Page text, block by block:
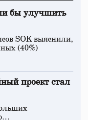
бы улучшить
SOK выяснили,
(40%)
проект стал